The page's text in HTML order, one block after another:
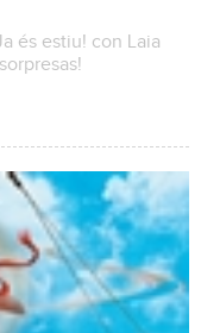
és estiu! con Laia